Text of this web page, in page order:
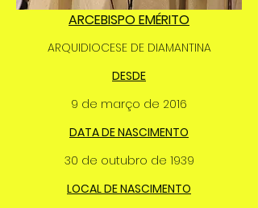
ARCEBISPO EMÉRITO
ARQUIDIOCESE DE DIAMANTINA
DESDE
9 de março de 2016
DATA DE NASCIMENTO
30 de outubro de 1939
LOCAL DE NASCIMENTO